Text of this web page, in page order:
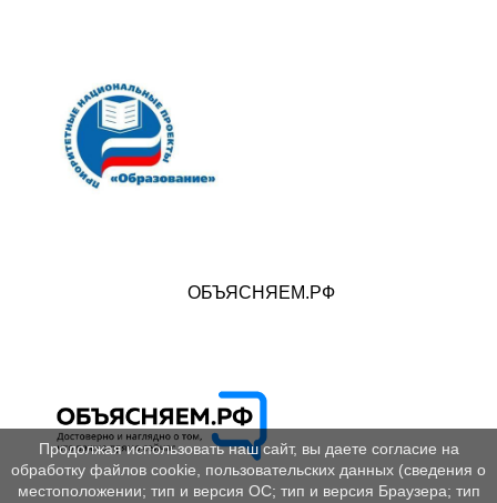
ОБЪЯСНЯЕМ.РФ
Продолжая использовать наш сайт, вы даете согласие на
обработку файлов cookie, пользовательских данных (сведения о
местоположении; тип и версия ОС; тип и версия Браузера; тип